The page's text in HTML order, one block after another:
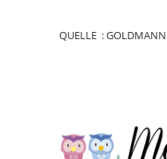
QUELLE : GOLDMANN